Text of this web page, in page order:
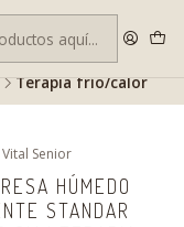
Revisa las condiciones.
Terapia frío/calor
Vital Senior
HÚMEDO
STANDAR